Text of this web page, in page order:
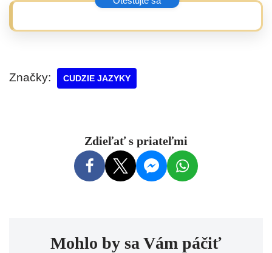
Značky: CUDZIE JAZYKY
Zdieľať s priateľmi
Mohlo by sa Vám páčiť